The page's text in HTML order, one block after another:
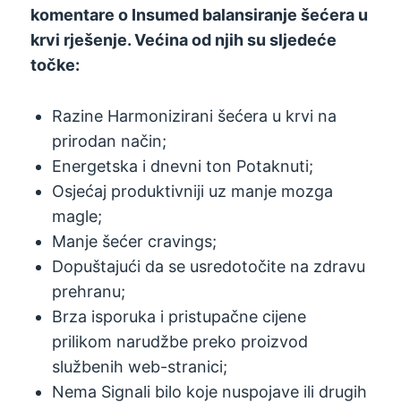
komentare o Insumed balansiranje šećera u
krvi rješenje. Većina od njih su sljedeće
točke:
Razine Harmonizirani šećera u krvi na
prirodan način;
Energetska i dnevni ton Potaknuti;
Osjećaj produktivniji uz manje mozga
magle;
Manje šećer cravings;
Dopuštajući da se usredotočite na zdravu
prehranu;
Brza isporuka i pristupačne cijene
prilikom narudžbe preko proizvod
službenih web-stranici;
Nema Signali bilo koje nuspojave ili drugih